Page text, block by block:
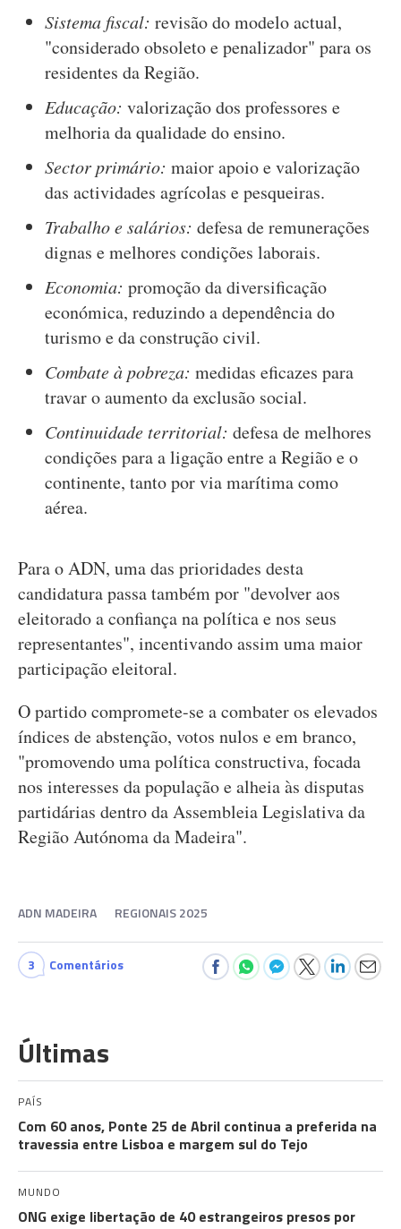
Sistema fiscal: revisão do modelo actual,
"considerado obsoleto e penalizador" para os
residentes da Região.
Educação: valorização dos professores e
melhoria da qualidade do ensino.
Sector primário: maior apoio e valorização
das actividades agrícolas e pesqueiras.
Trabalho e salários: defesa de remunerações
dignas e melhores condições laborais.
Economia: promoção da diversificação
económica, reduzindo a dependência do
turismo e da construção civil.
Combate à pobreza: medidas eficazes para
travar o aumento da exclusão social.
Continuidade territorial: defesa de melhores
condições para a ligação entre a Região e o
continente, tanto por via marítima como
aérea.
Para o ADN, uma das prioridades desta
candidatura passa também por "devolver aos
eleitorado a confiança na política e nos seus
representantes", incentivando assim uma maior
participação eleitoral.
O partido compromete-se a combater os elevados
índices de abstenção, votos nulos e em branco,
"promovendo uma política constructiva, focada
nos interesses da população e alheia às disputas
partidárias dentro da Assembleia Legislativa da
Região Autónoma da Madeira".
ADN MADEIRA REGIONAIS 2025
3 Comentários
Últimas
PAÍS
Com 60 anos, Ponte 25 de Abril continua a preferida na
travessia entre Lisboa e margem sul do Tejo
MUNDO
ONG exige libertação de 40 estrangeiros presos por